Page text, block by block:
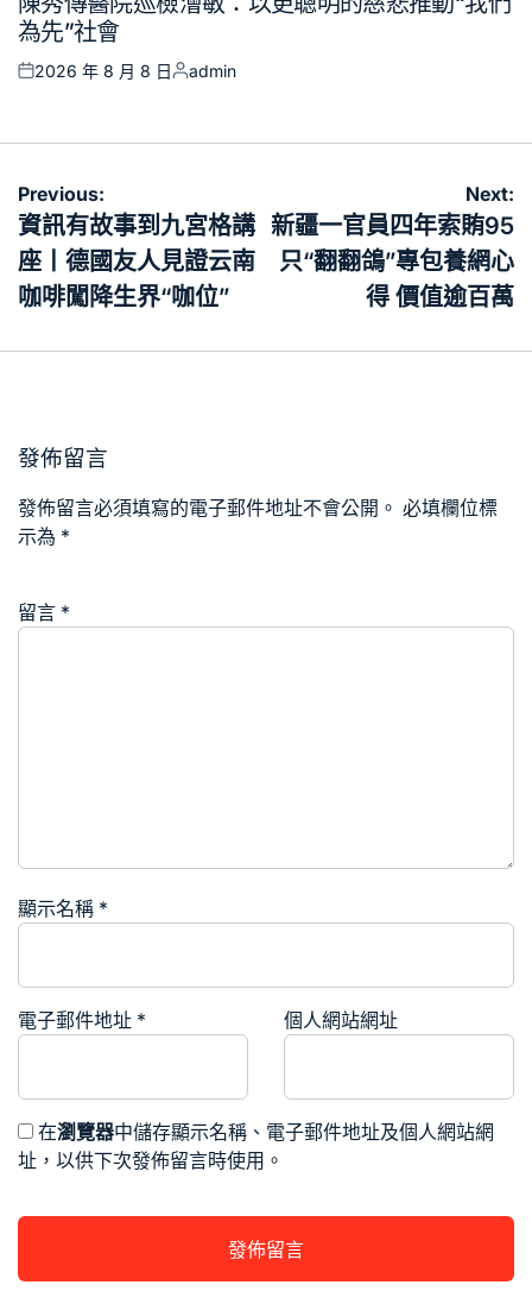
in
為先”社會
Posted
2026 年 8 月 8 日
Posted
admin
文
章
導
覽
Previous:
資訊有故事到九宮格講
座丨德國友人見證云南
咖啡闖降生界“咖位”
Next:
新疆一官員四年索賄95
只“翻翻鴿”專包養網心
得 價值逾百萬
發佈留言
發佈留言必須填寫的電子郵件地址不會公開。 必填欄位標
示為 *
留言 *
顯示名稱 *
電子郵件地址 * 個人網站網址
在瀏覽器中儲存顯示名稱、電子郵件地址及個人網站網
址，以供下次發佈留言時使用。